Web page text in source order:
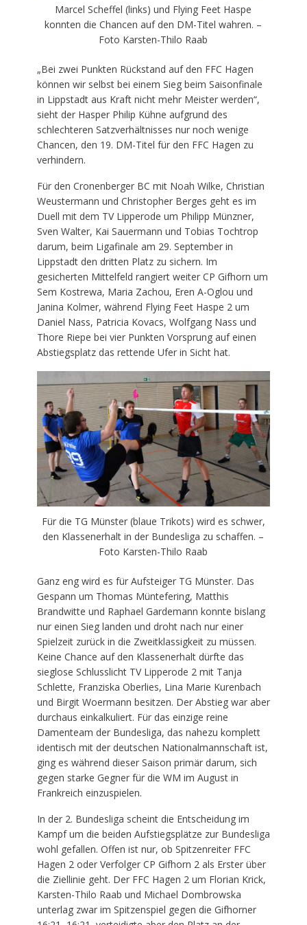
Marcel Scheffel (links) und Flying Feet Haspe
konnten die Chancen auf den DM-Titel wahren. –
Foto Karsten-Thilo Raab
„Bei zwei Punkten Rückstand auf den FFC Hagen
können wir selbst bei einem Sieg beim Saisonfinale
in Lippstadt aus Kraft nicht mehr Meister werden“,
sieht der Hasper Philip Kühne aufgrund des
schlechteren Satzverhältnisses nur noch wenige
Chancen, den 19. DM-Titel für den FFC Hagen zu
verhindern.
Für den Cronenberger BC mit Noah Wilke, Christian
Weustermann und Christopher Berges geht es im
Duell mit dem TV Lipperode um Philipp Münzner,
Sven Walter, Kai Sauermann und Tobias Tochtrop
darum, beim Ligafinale am 29. September in
Lippstadt den dritten Platz zu sichern. Im
gesicherten Mittelfeld rangiert weiter CP Gifhorn um
Sem Kostrewa, Maria Zachou, Eren A-Oglou und
Janina Kolmer, während Flying Feet Haspe 2 um
Daniel Nass, Patricia Kovacs, Wolfgang Nass und
Thore Riepe bei vier Punkten Vorsprung auf einen
Abstiegsplatz das rettende Ufer in Sicht hat.
Für die TG Münster (blaue Trikots) wird es schwer,
den Klassenerhalt in der Bundesliga zu schaffen. –
Foto Karsten-Thilo Raab
Ganz eng wird es für Aufsteiger TG Münster. Das
Gespann um Thomas Müntefering, Matthis
Brandwitte und Raphael Gardemann konnte bislang
nur einen Sieg landen und droht nach nur einer
Spielzeit zurück in die Zweitklassigkeit zu müssen.
Keine Chance auf den Klassenerhalt dürfte das
sieglose Schlusslicht TV Lipperode 2 mit Tanja
Schlette, Franziska Oberlies, Lina Marie Kurenbach
und Birgit Woermann besitzen. Der Abstieg war aber
durchaus einkalkuliert. Für das einzige reine
Damenteam der Bundesliga, das nahezu komplett
identisch mit der deutschen Nationalmannschaft ist,
ging es während dieser Saison primär darum, sich
gegen starke Gegner für die WM im August in
Frankreich einzuspielen.
In der 2. Bundesliga scheint die Entscheidung im
Kampf um die beiden Aufstiegsplätze zur Bundesliga
wohl gefallen. Offen ist nur, ob Spitzenreiter FFC
Hagen 2 oder Verfolger CP Gifhorn 2 als Erster über
die Ziellinie geht. Der FFC Hagen 2 um Florian Krick,
Karsten-Thilo Raab und Michael Dombrowska
unterlag zwar im Spitzenspiel gegen die Gifhorner